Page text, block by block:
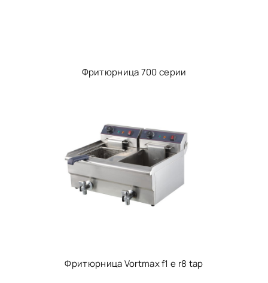
Фритюрница 700 серии
Фритюрница Vortmax f1 е r8 tap